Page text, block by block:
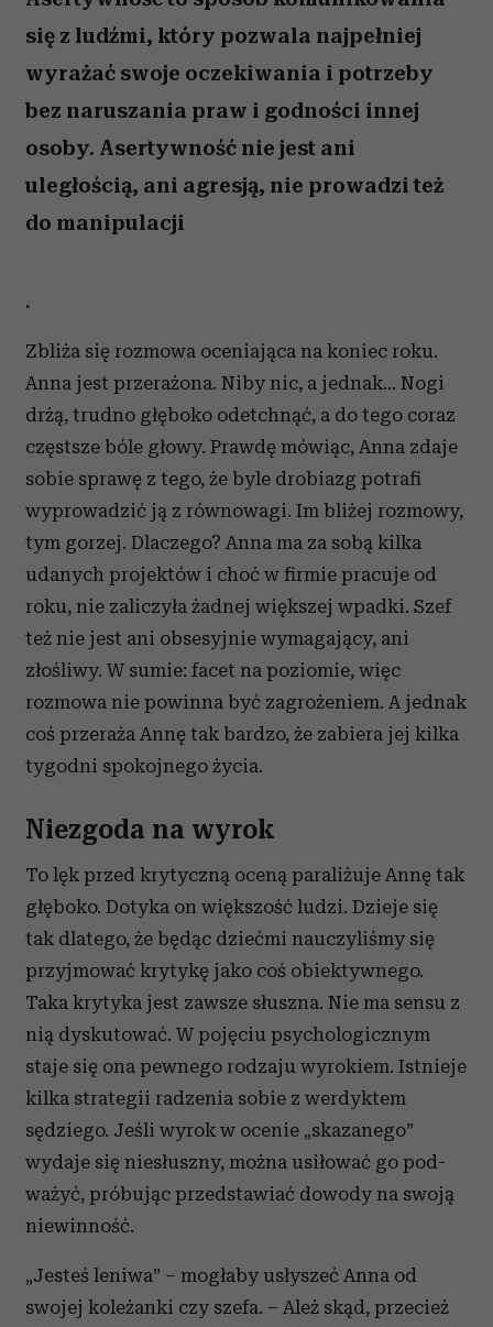
się z ludźmi, który pozwala najpełniej
wyrażać swoje oczekiwania i potrzeby
bez naruszania praw i godności innej
osoby. Asertywność nie jest ani
uległością, ani agresją, nie prowadzi też
do manipulacji
.
Zbliża się rozmowa oceniająca na koniec roku.
Anna jest przerażona. Niby nic, a jednak… Nogi
drżą, trudno głęboko odetchnąć, a do tego coraz
częstsze bóle głowy. Prawdę mówiąc, Anna zdaje
sobie sprawę z tego, że byle drobiazg potrafi
wyprowadzić ją z równowagi. Im bliżej rozmowy,
tym gorzej. Dlaczego? Anna ma za sobą kilka
udanych projektów i choć w firmie pracuje od
roku, nie zaliczyła żadnej większej wpadki. Szef
też nie jest ani obsesyjnie wymagający, ani
złośliwy. W sumie: facet na poziomie, więc
rozmowa nie powinna być zagrożeniem. A jednak
coś przeraża Annę tak bardzo, że zabiera jej kilka
tygodni spokojnego życia.
Niezgoda na wyrok
To lęk przed krytyczną oceną paraliżuje Annę tak
głęboko. Dotyka on większość ludzi. Dzieje się
tak dlatego, że będąc dziećmi nauczyliśmy się
przyjmować krytykę jako coś obiektywnego.
Taka krytyka jest zawsze słuszna. Nie ma sensu z
nią dyskutować. W pojęciu psychologicznym
staje się ona pewnego rodzaju wyrokiem. Istnieje
kilka strategii radzenia sobie z werdyktem
sędziego. Jeśli wyrok w ocenie „skazanego”
wydaje się niesłuszny, można usiłować go pod-
ważyć, próbując przedstawiać dowody na swoją
niewinność.
„Jesteś leniwa” – mogłaby usłyszeć Anna od
swojej koleżanki czy szefa. – Ależ skąd, przecież